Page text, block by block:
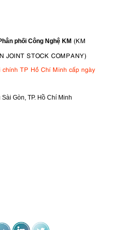
phối Công Nghệ KM (KM
JOINT STOCK COMPANY)
TP Hồ Chí Minh cấp ngày
Gòn, TP. Hồ Chí Minh